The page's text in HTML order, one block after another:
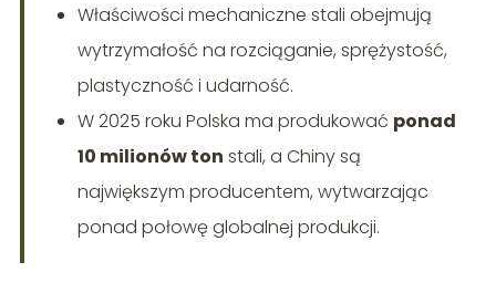
Właściwości mechaniczne stali obejmują
wytrzymałość na rozciąganie, sprężystość,
plastyczność i udarność.
W 2025 roku Polska ma produkować ponad
10 milionów ton stali, a Chiny są
największym producentem, wytwarzając
ponad połowę globalnej produkcji.